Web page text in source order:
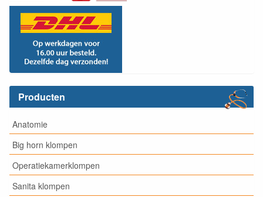
Producten
Anatomie
Big horn klompen
Operatiekamerklompen
Sanita klompen